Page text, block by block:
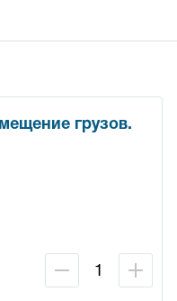
грузов.